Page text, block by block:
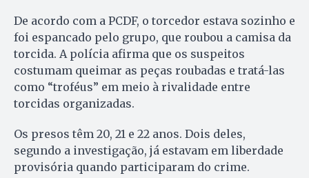
De acordo com a PCDF, o torcedor estava sozinho e
foi espancado pelo grupo, que roubou a camisa da
torcida. A polícia afirma que os suspeitos
costumam queimar as peças roubadas e tratá-las
como “troféus” em meio à rivalidade entre
torcidas organizadas.
Os presos têm 20, 21 e 22 anos. Dois deles,
segundo a investigação, já estavam em liberdade
provisória quando participaram do crime.